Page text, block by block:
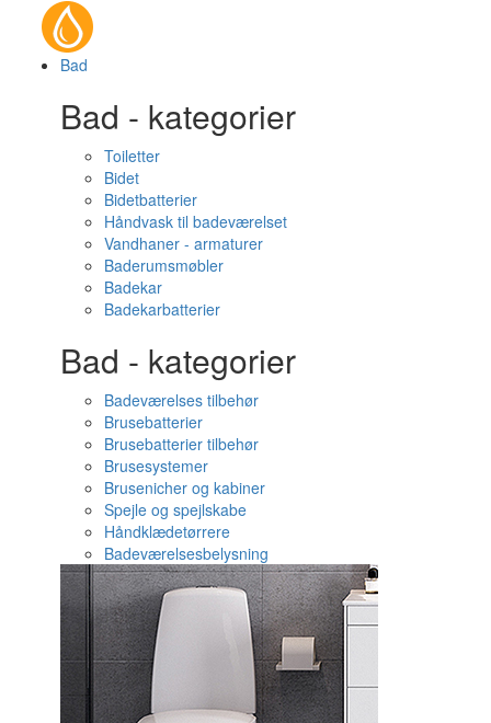
Bad
Bad - kategorier
Toiletter
Bidet
Bidetbatterier
Håndvask til badeværelset
Vandhaner - armaturer
Baderumsmøbler
Badekar
Badekarbatterier
Bad - kategorier
Badeværelses tilbehør
Brusebatterier
Brusebatterier tilbehør
Brusesystemer
Brusenicher og kabiner
Spejle og spejlskabe
Håndklædetørrere
Badeværelsesbelysning